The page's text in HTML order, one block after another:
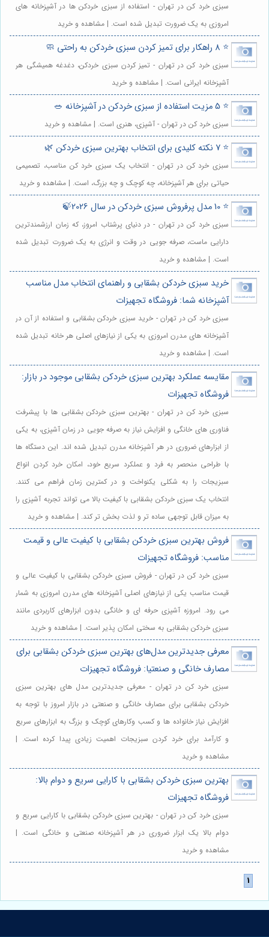
سبزی خرد کن در تهران - استفاده از سبزی خردکن ها در آشپزخانه های
امروزی به یک ضرورت تبدیل شده است. | مشاهده و خرید
⭐️ 8 راهکار برای تمیز کردن سبزی خردکن به راحتی 🧼
سبزی خرد کن در تهران - تمیز کردن سبزی خردکن، دغدغه همیشگی هر
آشپزخانه ایرانی است. | مشاهده و خرید
⭐️ 5 مزیت استفاده از سبزی خردکن در آشپزخانه 🥗
سبزی خرد کن در تهران - آشپزی، هنری است. | مشاهده و خرید
⭐️ 7 نکته کلیدی برای انتخاب بهترین سبزی خردکن 🌿
سبزی خرد کن در تهران - انتخاب یک سبزی خرد کن مناسب، تصمیمی
حیاتی برای هر آشپزخانه، چه کوچک و چه بزرگ، است. | مشاهده و خرید
⭐️ 10 مدل پرفروش سبزی خردکن در سال 2026🍃
سبزی خرد کن در تهران - در دنیای پرشتاب امروز، که زمان ارزشمندترین
دارایی ماست، صرفه جویی در وقت و انرژی به یک ضرورت تبدیل شده
است. | مشاهده و خرید
خرید سبزی خردکن بشقابی و راهنمای انتخاب مدل مناسب
آشپزخانه شما: فروشگاه تجهیزات
سبزی خرد کن در تهران - خرید سبزی خردکن بشقابی و استفاده از آن در
آشپزخانه های مدرن امروزی به یکی از نیازهای اصلی هر خانه تبدیل شده
است. | مشاهده و خرید
مقایسه عملکرد بهترین سبزی خردکن بشقابی موجود در بازار:
فروشگاه تجهیزات
سبزی خرد کن در تهران - بهترین سبزی خردکن بشقابی ها با پیشرفت
فناوری های خانگی و افزایش نیاز به صرفه جویی در زمان آشپزی، به یکی
از ابزارهای ضروری در هر آشپزخانه مدرن تبدیل شده اند. این دستگاه ها
با طراحی منحصر به فرد و عملکرد سریع خود، امکان خرد کردن انواع
سبزیجات را به شکلی یکنواخت و در کمترین زمان فراهم می کنند.
انتخاب یک سبزی خردکن بشقابی با کیفیت بالا می تواند تجربه آشپزی را
به میزان قابل توجهی ساده تر و لذت بخش تر کند. | مشاهده و خرید
فروش بهترین سبزی خردکن بشقابی با کیفیت عالی و قیمت
مناسب: فروشگاه تجهیزات
سبزی خرد کن در تهران - فروش سبزی خردکن بشقابی با کیفیت عالی و
قیمت مناسب یکی از نیازهای اصلی آشپزخانه های مدرن امروزی به شمار
می رود. امروزه آشپزی حرفه ای و خانگی بدون ابزارهای کاربردی مانند
سبزی خردکن بشقابی به سختی امکان پذیر است. | مشاهده و خرید
معرفی جدیدترین مدل‌های بهترین سبزی خردکن بشقابی برای
مصارف خانگی و صنعتیا: فروشگاه تجهیزات
سبزی خرد کن در تهران - معرفی جدیدترین مدل های بهترین سبزی
خردکن بشقابی برای مصارف خانگی و صنعتی در بازار امروز با توجه به
افزایش نیاز خانواده ها و کسب وکارهای کوچک و بزرگ به ابزارهای سریع
و کارآمد برای خرد کردن سبزیجات اهمیت زیادی پیدا کرده است. |
مشاهده و خرید
بهترین سبزی خردکن بشقابی با کارایی سریع و دوام بالا:
فروشگاه تجهیزات
سبزی خرد کن در تهران - بهترین سبزی خردکن بشقابی با کارایی سریع و
دوام بالا یک ابزار ضروری در هر آشپزخانه صنعتی و خانگی است. |
مشاهده و خرید